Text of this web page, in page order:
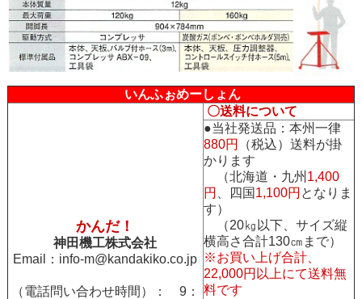
いんふぉめーしょん
かんだ！
神田機工株式会社
Email： info-m@kandakiko.co.jp
（電話問い合わせ時間）： 9：
〇送料について
●当社発送品：本州一律
880円
（税込）送料が掛
かります
（北海道・九州 1,400
円
、四国 1,100円 となりま
す）
（20㎏以下、サイズ縦
横高さ合計130㎝まで）
※お買い上げ合計、
22,000円以上にて送料無
料です